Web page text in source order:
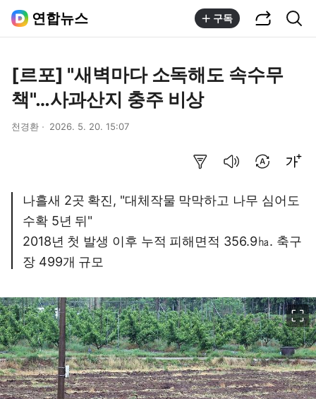
연합뉴스 구독
[르포] "새벽마다 소독해도 속수무
책"…사과산지 충주 비상
천경환 2026. 5. 20. 15:07
나흘새 2곳 확진, "대체작물 막막하고 나무 심어도
수확 5년 뒤"
2018년 첫 발생 이후 누적 피해면적 356.9㏊. 축구
장 499개 규모